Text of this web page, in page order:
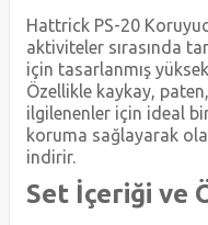
Hattrick PS-20
aktiviteler sırasında
için tasarlanmış
Özellikle kaykay,
ilgilenenler için ideal
koruma sağlayarak
indirir.
Set İçeriği ve